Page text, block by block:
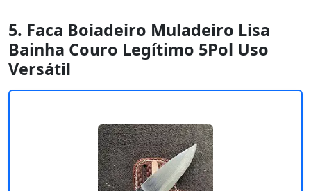
5. Faca Boiadeiro Muladeiro Lisa
Bainha Couro Legítimo 5Pol Uso
Versátil